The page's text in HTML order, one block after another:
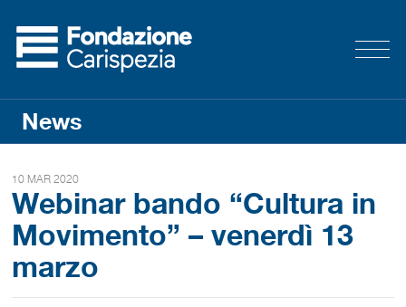
News
10 MAR 2020
Webinar bando “Cultura in
Movimento” – venerdì 13
marzo